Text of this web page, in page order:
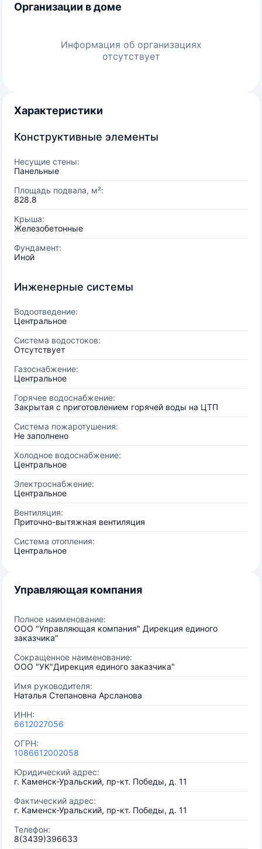
Организации в доме
Информация об организациях
отсутствует
Характеристики
Конструктивные элементы
Несущие стены:
Панельные
Площадь подвала, м²:
828.8
Крыша:
Железобетонные
Фундамент:
Иной
Инженерные системы
Водоотведение:
Центральное
Система водостоков:
Отсутствует
Газоснабжение:
Центральное
Горячее водоснабжение:
Закрытая с приготовлением горячей воды на ЦТП
Система пожаротушения:
Не заполнено
Холодное водоснабжение:
Центральное
Электроснабжение:
Центральное
Вентиляция:
Приточно-вытяжная вентиляция
Система отопления:
Центральное
Управляющая компания
Полное наименование:
ООО "Управляющая компания" Дирекция единого
заказчика"
Сокращенное наименование:
ООО "УК"Дирекция единого заказчика"
Имя руководителя:
Наталья Степановна Арсланова
ИНН:
6612027056
ОГРН:
1086612002058
Юридический адрес:
г. Каменск-Уральский, пр-кт. Победы, д. 11
Фактический адрес:
г. Каменск-Уральский, пр-кт. Победы, д. 11
Телефон:
8(3439)396633